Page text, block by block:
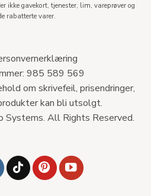
ikke gavekort, tjenester, lim, vareprøver og
rabatterte varer.
985 589 569
om skrivefeil, prisendringer,
kan bli utsolgt.
All Rights Reserved.